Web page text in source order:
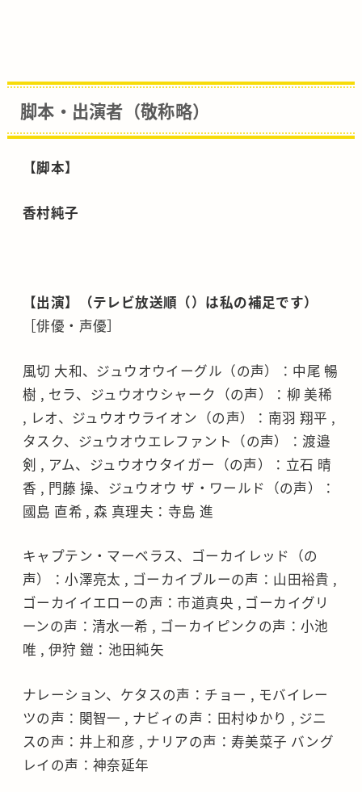
脚本・出演者（敬称略）
【脚本】
香村純子
【出演】（テレビ放送順（）は私の補足です）
［俳優・声優］
風切 大和、ジュウオウイーグル（の声）：中尾 暢
樹 , セラ、ジュウオウシャーク（の声）：柳 美稀
, レオ、ジュウオウライオン（の声）：南羽 翔平 ,
タスク、ジュウオウエレファント（の声）：渡邉
剣 , アム、ジュウオウタイガー（の声）：立石 晴
香 , 門藤 操、ジュウオウ ザ・ワールド（の声）：
國島 直希 , 森 真理夫：寺島 進
キャプテン・マーベラス、ゴーカイレッド（の
声）：小澤亮太 , ゴーカイブルーの声：山田裕貴 ,
ゴーカイイエローの声：市道真央 , ゴーカイグリ
ーンの声：清水一希 , ゴーカイピンクの声：小池
唯 , 伊狩 鎧：池田純矢
ナレーション、ケタスの声：チョー , モバイレー
ツの声：関智一 , ナビィの声：田村ゆかり , ジニ
スの声：井上和彦 , ナリアの声：寿美菜子 バング
レイの声：神奈延年